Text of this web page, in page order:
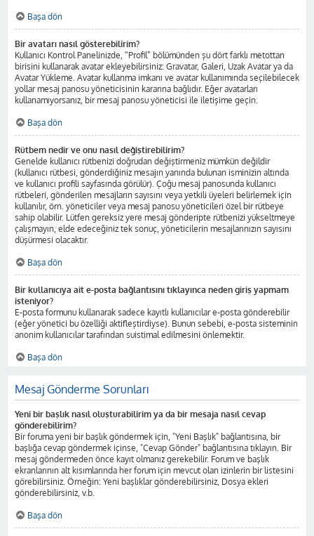
Başa dön
Bir avatarı nasıl gösterebilirim?
Kullanıcı Kontrol Panelinizde, “Profil” bölümünden şu dört farklı metottan
birisini kullanarak avatar ekleyebilirsiniz: Gravatar, Galeri, Uzak Avatar ya da
Avatar Yükleme. Avatar kullanma imkanı ve avatar kullanımında seçilebilecek
yollar mesaj panosu yöneticisinin kararına bağlıdır. Eğer avatarları
kullanamıyorsanız, bir mesaj panosu yöneticisi ile iletişime geçin.
Başa dön
Rütbem nedir ve onu nasıl değiştirebilirim?
Genelde kullanıcı rütbenizi doğrudan değiştirmeniz mümkün değildir
(kullanıcı rütbesi, gönderdiğiniz mesajın yanında bulunan isminizin altında
ve kullanıcı profili sayfasında görülür). Çoğu mesaj panosunda kullanıcı
rütbeleri, gönderilen mesajların sayısını veya yetkili üyeleri belirlemek için
kullanılır, örn. yöneticiler veya mesaj panosu yöneticileri özel bir rütbeye
sahip olabilir. Lütfen gereksiz yere mesaj gönderipte rütbenizi yükseltmeye
çalışmayın, elde edeceğiniz tek sonuç, yöneticilerin mesajlarınızın sayısını
düşürmesi olacaktır.
Başa dön
Bir kullanıcıya ait e-posta bağlantısını tıklayınca neden giriş yapmam
isteniyor?
E-posta formunu kullanarak sadece kayıtlı kullanıcılar e-posta gönderebilir
(eğer yönetici bu özelliği aktifleştirdiyse). Bunun sebebi, e-posta sisteminin
anonim kullanıcılar tarafından suistimal edilmesini önlemektir.
Başa dön
Mesaj Gönderme Sorunları
Yeni bir başlık nasıl oluşturabilirim ya da bir mesaja nasıl cevap
gönderebilirim?
Bir foruma yeni bir başlık göndermek için, "Yeni Başlık" bağlantısına, bir
başlığa cevap göndermek içinse, "Cevap Gönder" bağlantısına tıklayın. Bir
mesaj göndermeden önce kayıt olmanız gerekebilir. Forum ve başlık
ekranlarının alt kısımlarında her forum için mevcut olan izinlerin bir listesini
görebilirsiniz. Örneğin: Yeni başlıklar gönderebilirsiniz, Dosya ekleri
gönderebilirsiniz, v.b.
Başa dön